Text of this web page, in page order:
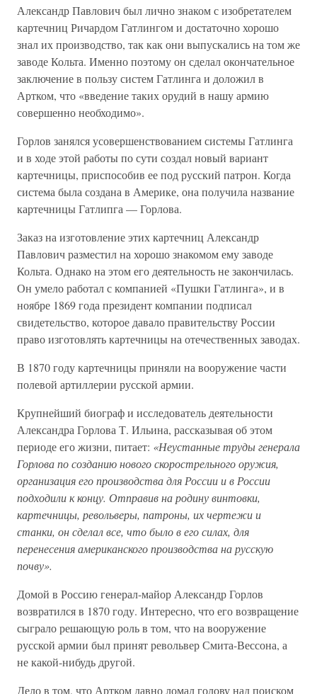
Александр Павлович был лично знаком с изобретателем
картечниц Ричардом Гатлингом и достаточно хорошо
знал их производство, так как они выпускались на том же
заводе Кольта. Именно поэтому он сделал окончательное
заключение в пользу систем Гатлинга и доложил в
Артком, что «введение таких орудий в нашу армию
совершенно необходимо».
Горлов занялся усовершенствованием системы Гатлинга
и в ходе этой работы по сути создал новый вариант
картечницы, приспособив ее под русский патрон. Когда
система была создана в Америке, она получила название
картечницы Гатлипга — Горлова.
Заказ на изготовление этих картечниц Александр
Павлович разместил на хорошо знакомом ему заводе
Кольта. Однако на этом его деятельность не закончилась.
Он умело работал с компанией «Пушки Гатлинга», и в
ноябре 1869 года президент компании подписал
свидетельство, которое давало правительству России
право изготовлять картечницы на отечественных заводах.
В 1870 году картечницы приняли на вооружение части
полевой артиллерии русской армии.
Крупнейший биограф и исследователь деятельности
Александра Горлова Т. Ильина, рассказывая об этом
периоде его жизни, питает: «Неустанные труды генерала
Горлова по созданию нового скорострельного оружия,
организация его производства для России и в России
подходили к концу. Отправив на родину винтовки,
картечницы, револьверы, патроны, их чертежи и
станки, он сделал все, что было в его силах, для
перенесения американского производства на русскую
почву».
Домой в Россию генерал-майор Александр Горлов
возвратился в 1870 году. Интересно, что его возвращение
сыграло решающую роль в том, что на вооружение
русской армии был принят револьвер Смита-Вессона, а
не какой-нибудь другой.
Дело в том, что Артком давно ломал голову над поиском